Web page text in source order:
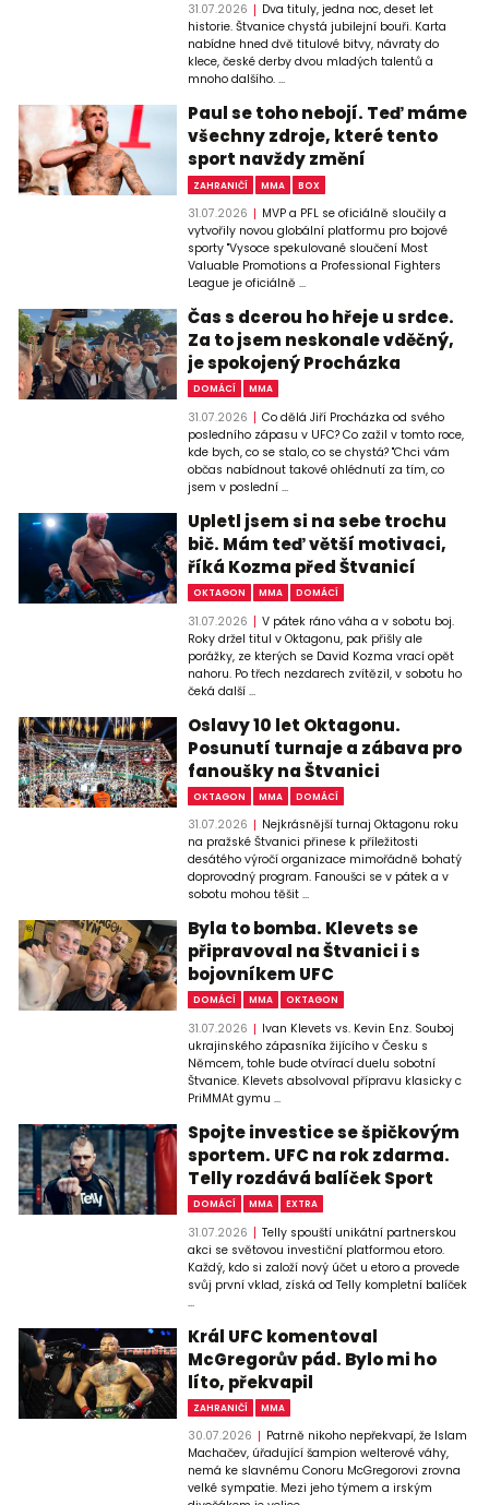
31.07.2026
Dva tituly, jedna noc, deset let
historie. Štvanice chystá jubilejní bouři. Karta
nabídne hned dvě titulové bitvy, návraty do
klece, české derby dvou mladých talentů a
mnoho dalšího. ...
Paul se toho nebojí. Teď máme
všechny zdroje, které tento
sport navždy změní
ZAHRANIČÍ MMA BOX
31.07.2026
MVP a PFL se oficiálně sloučily a
vytvořily novou globální platformu pro bojové
sporty "Vysoce spekulované sloučení Most
Valuable Promotions a Professional Fighters
League je oficiálně ...
Čas s dcerou ho hřeje u srdce.
Za to jsem neskonale vděčný,
je spokojený Procházka
DOMÁCÍ MMA
31.07.2026
Co dělá Jiří Procházka od svého
posledního zápasu v UFC? Co zažil v tomto roce,
kde bych, co se stalo, co se chystá? "Chci vám
občas nabídnout takové ohlédnutí za tím, co
jsem v poslední ...
Upletl jsem si na sebe trochu
bič. Mám teď větší motivaci,
říká Kozma před Štvanicí
OKTAGON MMA DOMÁCÍ
31.07.2026
V pátek ráno váha a v sobotu boj.
Roky držel titul v Oktagonu, pak přišly ale
porážky, ze kterých se David Kozma vrací opět
nahoru. Po třech nezdarech zvítězil, v sobotu ho
čeká další ...
Oslavy 10 let Oktagonu.
Posunutí turnaje a zábava pro
fanoušky na Štvanici
OKTAGON MMA DOMÁCÍ
31.07.2026
Nejkrásnější turnaj Oktagonu roku
na pražské Štvanici přinese k příležitosti
desátého výročí organizace mimořádně bohatý
doprovodný program. Fanoušci se v pátek a v
sobotu mohou těšit ...
Byla to bomba. Klevets se
připravoval na Štvanici i s
bojovníkem UFC
DOMÁCÍ MMA OKTAGON
31.07.2026
Ivan Klevets vs. Kevin Enz. Souboj
ukrajinského zápasníka žijícího v Česku s
Němcem, tohle bude otvírací duelu sobotní
Štvanice. Klevets absolvoval přípravu klasicky c
PriMMAt gymu ...
Spojte investice se špičkovým
sportem. UFC na rok zdarma.
Telly rozdává balíček Sport
DOMÁCÍ MMA EXTRA
31.07.2026
Telly spouští unikátní partnerskou
akci se světovou investiční platformou etoro.
Každý, kdo si založí nový účet u etoro a provede
svůj první vklad, získá od Telly kompletní balíček
...
Král UFC komentoval
McGregorův pád. Bylo mi ho
líto, překvapil
ZAHRANIČÍ MMA
30.07.2026
Patrně nikoho nepřekvapí, že Islam
Machačev, úřadující šampion welterové váhy,
nemá ke slavnému Conoru McGregorovi zrovna
velké sympatie. Mezi jeho týmem a irským